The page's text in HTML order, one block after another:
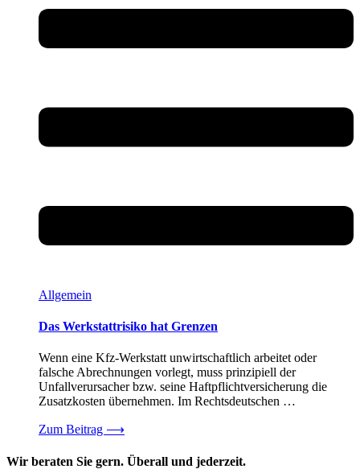
Allgemein
Das Werkstattrisiko hat Grenzen
Wenn eine Kfz-Werkstatt unwirtschaftlich arbeitet oder
falsche Abrechnungen vorlegt, muss prinzipiell der
Unfallverursacher bzw. seine Haftpflichtversicherung die
Zusatzkosten übernehmen. Im Rechtsdeutschen …
Zum Beitrag ⟶
Wir beraten Sie gern. Überall und jederzeit.